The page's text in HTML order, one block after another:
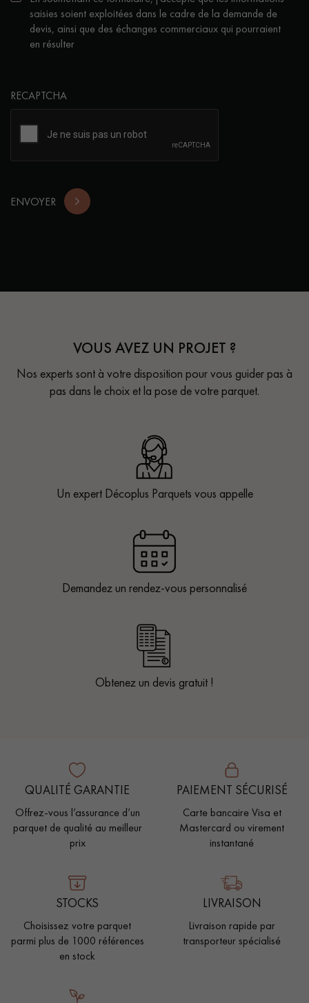
saisies soient exploitées dans le cadre de la demande de
devis, ainsi que des échanges commerciaux qui pourraient
en résulter
RECAPTCHA
ENVOYER
VOUS AVEZ UN PROJET ?
Nos experts sont à votre disposition pour vous guider pas à
pas dans le choix et la pose de votre parquet.
Un expert Décoplus Parquets vous appelle
Demandez un rendez-vous personnalisé
Obtenez un devis gratuit !
QUALITÉ GARANTIE
Offrez-vous l’assurance d’un
parquet de qualité au meilleur
prix
PAIEMENT SÉCURISÉ
Carte bancaire Visa et
Mastercard ou virement
instantané
STOCKS
Choisissez votre parquet
parmi plus de 1000 références
en stock
LIVRAISON
Livraison rapide par
transporteur spécialisé